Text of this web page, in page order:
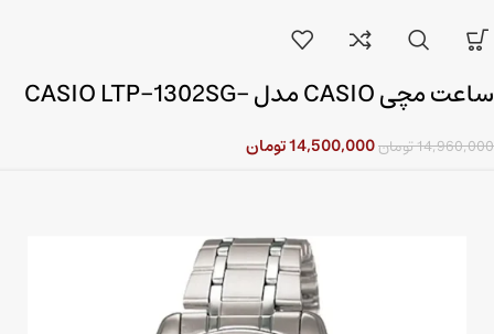
ساعت مچی CASIO مدل CASIO LTP-1302SG-
14,960,000تومان14,500,000تومان